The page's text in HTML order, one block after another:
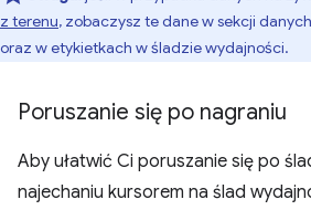
z terenu, zobaczysz te dane w sekcji
oraz w etykietkach w śladzie wydajności.
Poruszanie się po nagraniu
Aby ułatwić Ci poruszanie się po
najechaniu kursorem na ślad